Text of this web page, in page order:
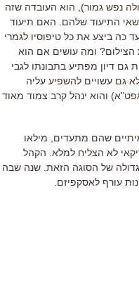
נפש גמור), הוא העובדה שזה
התיעוד שלהם
האם תיעוד
כה ביצע את כל טיפוסיו לגמרי
? ומה עושים אם הוא
גם דיון מפתיע בתבונתו לגבי
גם עשויים להשפיע עליה
"א) והוא ינהל קרב צמוד מאוד
שהם מתעדים
מילאו
לא הצליח למלא הקהל
של הסוגה הזאת שנה שבה
עורף לאסקפיזם